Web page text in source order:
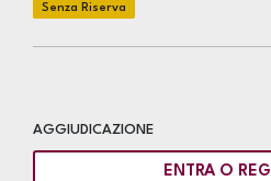
AGGIUDICAZIONE
ENTRA O